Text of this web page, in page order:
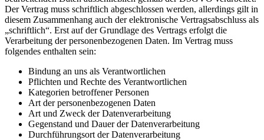
Der Vertrag muss schriftlich abgeschlossen werden, allerdings gilt in
diesem Zusammenhang auch der elektronische Vertragsabschluss als
„schriftlich“. Erst auf der Grundlage des Vertrags erfolgt die
Verarbeitung der personenbezogenen Daten. Im Vertrag muss
folgendes enthalten sein:
Bindung an uns als Verantwortlichen
Pflichten und Rechte des Verantwortlichen
Kategorien betroffener Personen
Art der personenbezogenen Daten
Art und Zweck der Datenverarbeitung
Gegenstand und Dauer der Datenverarbeitung
Durchführungsort der Datenverarbeitung